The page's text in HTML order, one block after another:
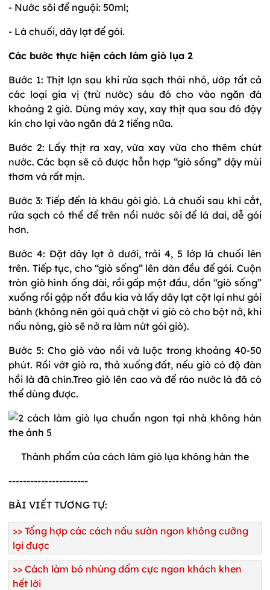
- Nước sôi để nguội: 50ml;
- Lá chuối, dây lạt để gói.
Các bước thực hiện cách làm giò lụa 2
Bước 1: Thịt lợn sau khi rửa sạch thái nhỏ, ướp tất cả
các loại gia vị (trừ nước) sáu đó cho vào ngăn đá
khoảng 2 giờ. Dùng máy xay, xay thịt qua sau đó đậy
kín cho lại vào ngăn đá 2 tiếng nữa.
Bước 2: Lấy thịt ra xay, vừa xay vừa cho thêm chút
nước. Các bạn sẽ có được hỗn hợp “giò sống” dậy mùi
thơm và rất mịn.
Bước 3: Tiếp đến là khâu gói giò. Lá chuối sau khi cắt,
rửa sạch có thể để trên nồi nước sôi để lá dai, dễ gói
hơn.
Bước 4: Đặt dây lạt ở dưới, trải 4, 5 lớp lá chuối lên
trên. Tiếp tục, cho “giò sống” lên dàn đều để gói. Cuộn
tròn giò hình ống dài, rồi gấp một đầu, dồn “giò sống”
xuống rồi gập nốt đầu kia và lấy dây lạt cột lại như gói
bánh (không nên gói quá chặt vì giò có cho bột nở, khi
nấu nóng, giò sẽ nở ra làm nứt gói giò).
Bước 5: Cho giò vào nồi và luộc trong khoảng 40-50
phút. Rồi vớt giò ra, thả xuống đất, nếu giò có độ đàn
hồi là đã chín.Treo giò lên cao và để ráo nước là đã có
thể dùng được.
Thành phẩm của cách làm giò lụa không hàn the
----------------------
BÀI VIẾT TƯƠNG TỰ:
>> Tổng hợp các cách nấu sườn ngon không cưỡng
lại được
>> Cách làm bó nhúng dấm cực ngon khách khen
hết lời